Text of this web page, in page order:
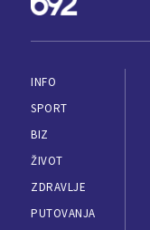
INFO
SPORT
BIZ
ŽIVOT
ZDRAVLJE
PUTOVANJA